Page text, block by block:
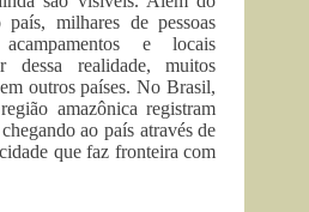
milhares de pessoas
e locais
dessa realidade, muitos
outros países. No Brasil,
amazônica registram
ao país através de
que faz fronteira com